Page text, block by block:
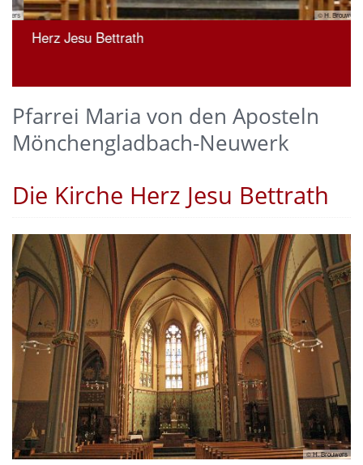
© H. Brouwers
Herz Jesu Bettrath
Pfarrei Maria von den Aposteln
Mönchengladbach-Neuwerk
Die Kirche Herz Jesu Bettrath
© H. Brouwers